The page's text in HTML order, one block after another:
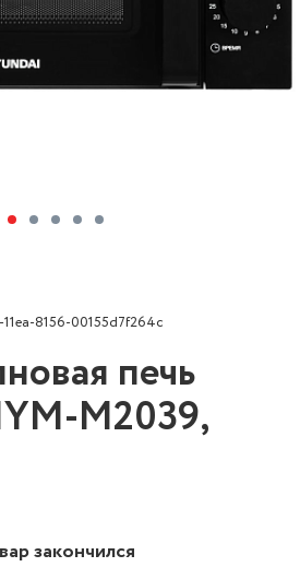
8156-00155d7f264c
печь
M2039,
закончился